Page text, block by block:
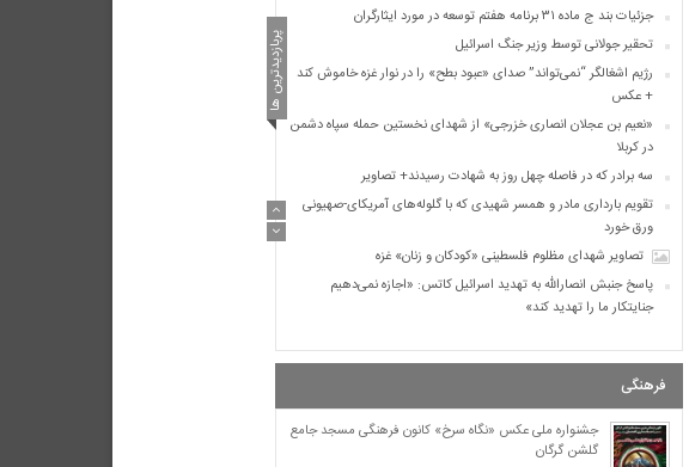
پربازدیدترین ها
جزئیات بند ج ماده ۳۱ برنامه هفتم توسعه در مورد ایثارگران
تحقیر جولانی توسط وزیر جنگ اسرائیل
رژیم اشغالگر “نمی‌تواند” صدای «عبود بطح» را در نوار غزه خاموش کند
+ عکس
«نعیم بن عجلان انصاری خزرجی» از شهدای نخستین حمله سپاه دشمن
در کربلا
سه برادر که در فاصله چهل روز به شهادت رسیدند+ تصاویر
تقویم بارداری مادر و همسر شهیدی که با گلوله‌های آمریکای-صهیونی
ورق خورد
تصاویر شهدای مظلوم فلسطینی «کودکان و زنان» غزه
پاسخ جنبش انصارالله به تهدید اسرائیل کاتس: «اجازه نمی‌دهیم
جنایتکار ما را تهدید کند»
اسامی ۲۹۰ نفر از شهدای پرواز ۶۵۵ ایران ایر
جزئیات بند ج ماده ۳۱ برنامه هفتم توسعه در مورد ایثارگران
تحقیر جولانی توسط وزیر جنگ اسرائیل
رژیم اشغالگر “نمی‌تواند” صدای «عبود بطح» را در نوار غزه خاموش کند
فرهنگی
جشنواره ملی عکس «نگاه سرخ» کانون فرهنگی مسجد جامع
گلشن گرگان